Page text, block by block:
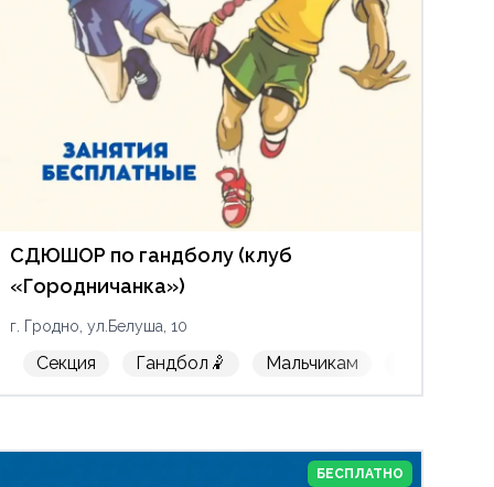
Стрельба🎯 Таэквондо
СДЮШОР по гандболу (клуб
«Городничанка»)
г. Гродно, ул.Белуша, 10
Секция Гандбол🤾 Мальчикам
БЕСПЛАТНО